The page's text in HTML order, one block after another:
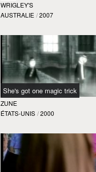
WRIGLEY'S
AUSTRALIE / 2007
She's got one magic trick
ZUNE
ÉTATS-UNIS / 2000